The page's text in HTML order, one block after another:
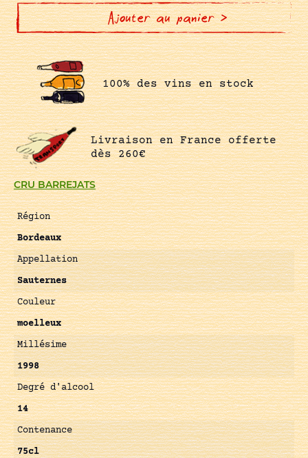
CRU BARREJATS
Région
Bordeaux
Appellation
Sauternes
Couleur
moelleux
Millésime
1998
Degré d'alcool
14
Contenance
75cl
BARREJATS
Ajouter au panier >
100% des vins en stock
Livraison en France offerte
dès 260€